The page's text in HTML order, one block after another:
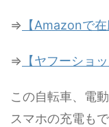
⇒ 【Amazonで在
⇒ 【ヤフーショ
この自転車、電
スマホの充電も